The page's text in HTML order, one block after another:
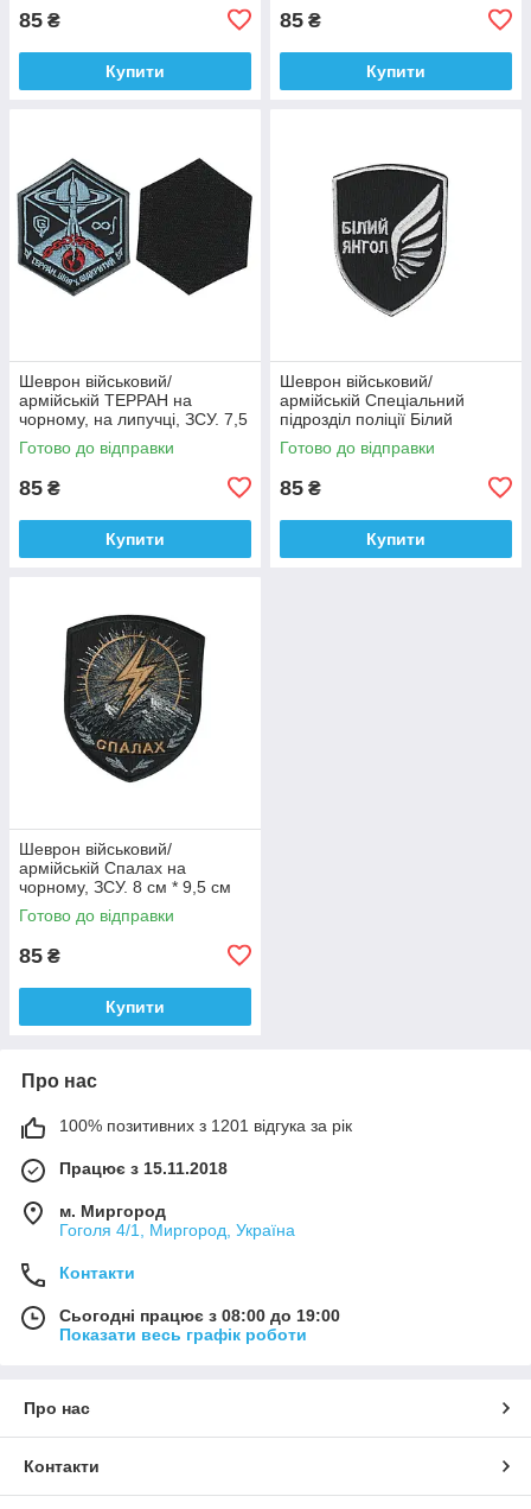
85 ₴
Купити
85 ₴
Купити
Шеврон військовий/
армійській ТЕРРАН на
чорному, на липучці, ЗСУ. 7,5
см * 9 см
Готово до відправки
85 ₴
Купити
Шеврон військовий/
армійській Спеціальний
підрозділ поліції Білий
янгол на чорному, ЗСУ. 7 см *
9 см
Готово до відправки
85 ₴
Купити
Шеврон військовий/
армійській Спалах на
чорному, ЗСУ. 8 см * 9,5 см
Готово до відправки
85 ₴
Купити
Про нас
100% позитивних з 1201 відгука за рік
Працює з 15.11.2018
м. Миргород
Гоголя 4/1, Миргород, Україна
Контакти
Сьогодні працює з 08:00 до 19:00
Показати весь графік роботи
Про нас
Контакти